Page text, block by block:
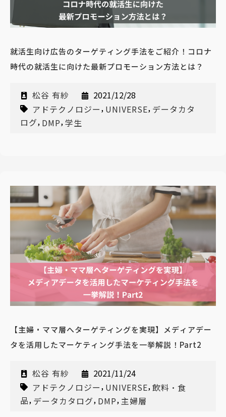
就活生向け広告のターゲティング手法をご紹介！コロナ
時代の就活生に向けた最新プロモーション方法とは？
松谷 有紗
2021/12/28
アドテクノロジー, UNIVERSE, データカタ
ログ, DMP,学生
【主婦・ママ層へターゲティングを実現】メディアデー
タを活用したマーケティング手法を一挙解説！Part2
松谷 有紗
2021/11/24
アドテクノロジー, UNIVERSE,飲料・食
品, データカタログ, DMP, 主婦層